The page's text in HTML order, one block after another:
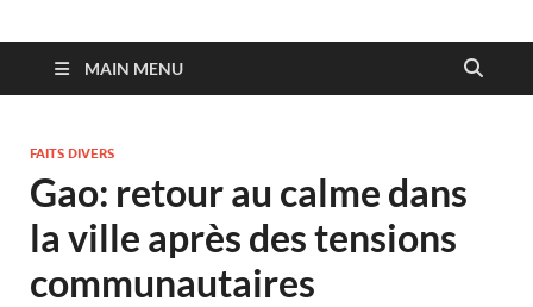
MAIN MENU
FAITS DIVERS
Gao: retour au calme dans
la ville après des tensions
communautaires